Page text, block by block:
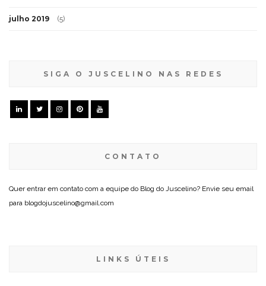
julho 2019 (5)
SIGA O JUSCELINO NAS REDES
CONTATO
Quer entrar em contato com a equipe do Blog do Juscelino? Envie seu email
para blogdojuscelino@gmail.com
LINKS ÚTEIS